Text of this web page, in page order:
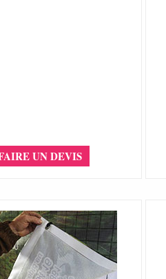
UN DEVIS